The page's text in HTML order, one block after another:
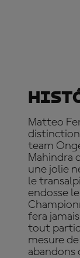
Matteo
team
Mahindra
une jolie
le
endosse
fera
tout
mesure
abandons